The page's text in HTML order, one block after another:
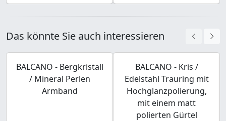
Das könnte Sie auch interessieren
BALCANO - Bergkristall
/ Mineral Perlen
Armband
BALCANO - Kris /
Edelstahl Trauring mit
Hochglanzpolierung,
mit einem matt
polierten Gürtel